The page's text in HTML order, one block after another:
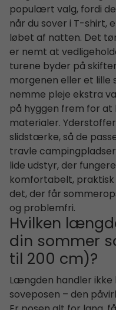
populært valg, fordi
når du sover i T-shirt,
løbet af natten. Det
er nemt at
turene byder på
morgenen eller et lille
nemme pleje ekstra
på hyggen frem for
materialer.
slidstærke, så de
travle
lide udstyr, der
komfortabelt,
det, der får
og problemfri.
Hvilken
din sommer
til 200 cm)?
Længden handler
soveposen – den